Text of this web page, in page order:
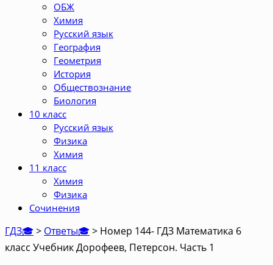
ОБЖ
Химия
Русский язык
География
Геометрия
История
Обществознание
Биология
10 класс
Русский язык
Физика
Химия
11 класс
Химия
Физика
Сочинения
ГДЗ🎓> Ответы🎓> Номер 144- ГДЗ Математика 6
класс Учебник Дорофеев, Петерсон. Часть 1